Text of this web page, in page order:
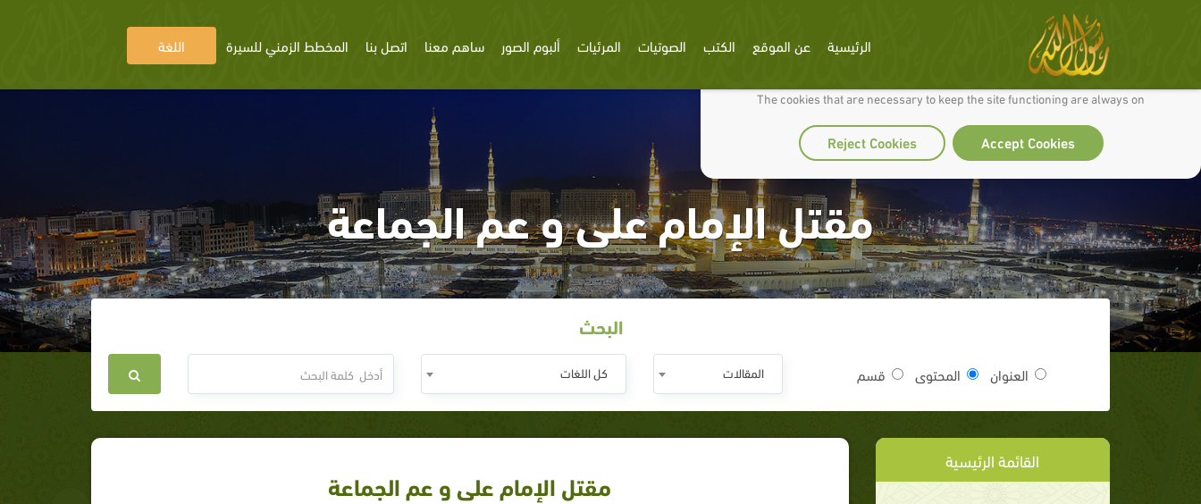
We use cookies to make our site work well for you and so we can continually improve it.
The cookies that are necessary to keep the site functioning are always on
Accept Cookies
Reject Cookies
الرئيسية عن الموقع الكتب الصوتيات المرئيات ألبوم الصور ساهم معنا اتصل بنا المخطط الزمني للسيرة اللغة
مقتل الإمام على و عم الجماعة
البحث
العنوان المحتوى قسم المقالات كل اللغات
القائمة الرئيسية
مقتل الإمام على و عم الجماعة